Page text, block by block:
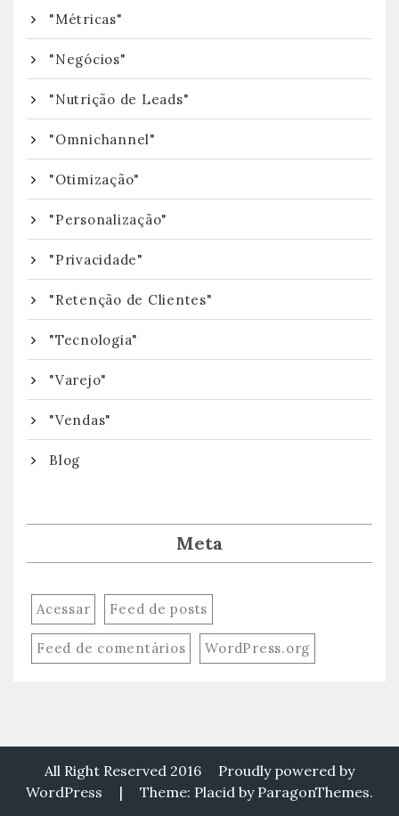
"Métricas"
"Negócios"
"Nutrição de Leads"
"Omnichannel"
"Otimização"
"Personalização"
"Privacidade"
"Retenção de Clientes"
"Tecnologia"
"Varejo"
"Vendas"
Blog
Meta
Acessar Feed de posts
Feed de comentários WordPress.org
All Right Reserved 2016
Proudly powered by
WordPress
| Theme: Placid by ParagonThemes.